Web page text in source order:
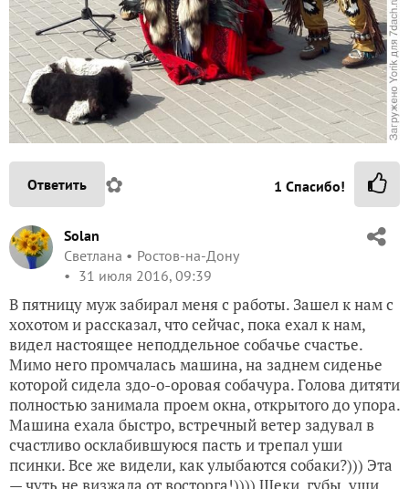
Ответить ✿ 1 Спасибо!
Solan
Светлана
Ростов-на-Дону
31 июля 2016, 09:39
В пятницу муж забирал меня с работы. Зашел к нам с
хохотом и рассказал, что сейчас, пока ехал к нам,
видел настоящее неподдельное собачье счастье.
Мимо него промчалась машина, на заднем сиденье
которой сидела здо-о-оровая собачура. Голова дитяти
полностью занимала проем окна, открытого до упора.
Машина ехала быстро, встречный ветер задувал в
счастливо осклабившуюся пасть и трепал уши
псинки. Все же видели, как улыбаются собаки?))) Эта